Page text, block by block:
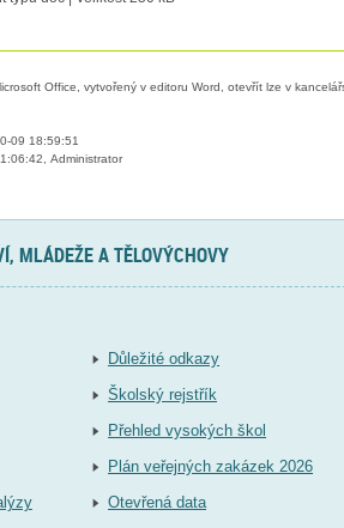
Office, vytvořený v editoru Word, otevřít lze v
09 18:59:51
Administrator
MLÁDEŽE A TĚLOVÝCHOVY
Důležité odkazy
Školský rejstřík
Přehled vysokých škol
Plán veřejných zakázek 2026
Otevřená data